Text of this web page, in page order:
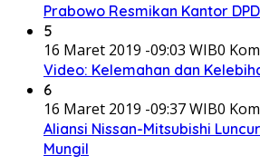
Prabowo Resmikan Kantor
5
16 Maret 2019 -09:03 WIB0
Video: Kelemahan dan
6
16 Maret 2019 -09:37 WIB0
Aliansi Nissan-Mitsubishi
Mungil